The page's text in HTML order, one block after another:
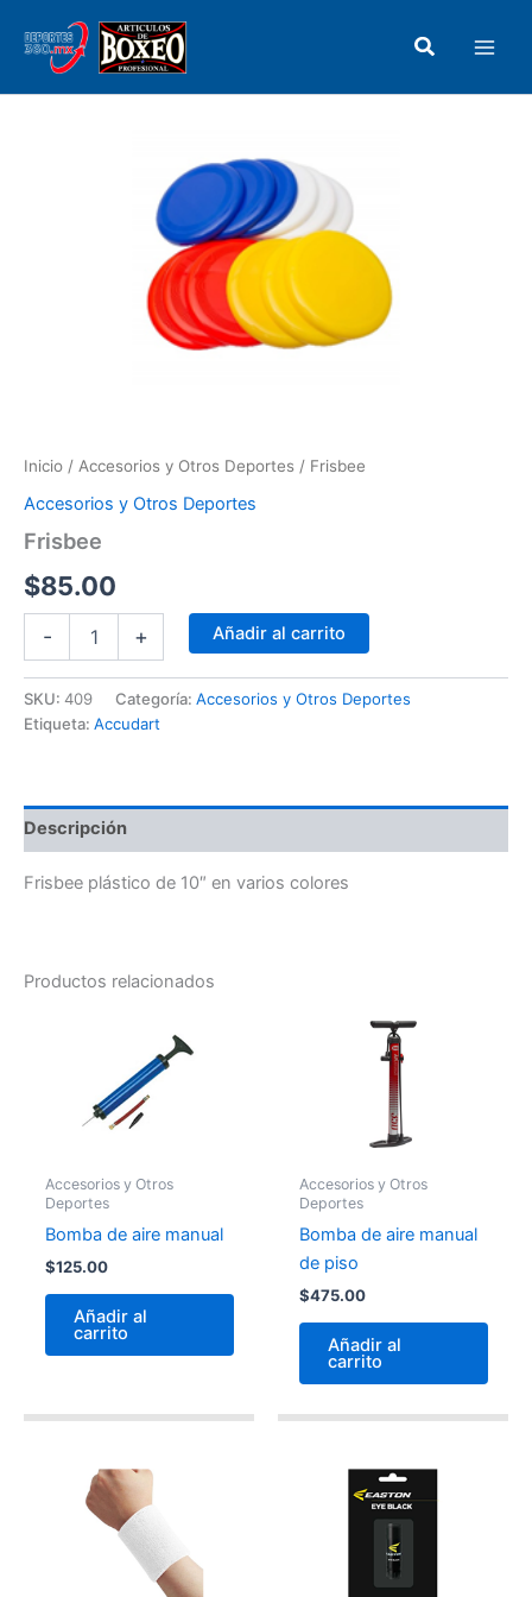
contenido
Buscar
Inicio / Accesorios y Otros Deportes / Frisbee
Accesorios y Otros Deportes
Frisbee
$85.00
- + Añadir al carrito
SKU: 409 Categoría: Accesorios y Otros Deportes
Etiqueta: Accudart
Descripción
Frisbee plástico de 10″ en varios colores
Productos relacionados
Accesorios y Otros
Deportes
Bomba de aire manual
$125.00
Añadir al
carrito
Accesorios y Otros
Deportes
Bomba de aire manual
de piso
$475.00
Añadir al
carrito